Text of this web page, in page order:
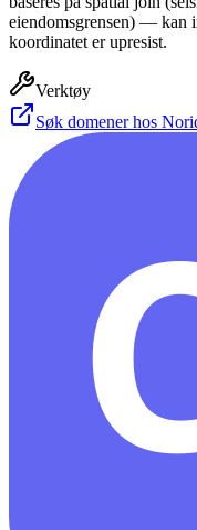
eiendomsgrensen) — kan
koordinatet er upresist.
Verktøy
Søk domener hos